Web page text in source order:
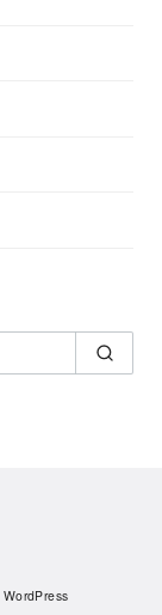
WordPress